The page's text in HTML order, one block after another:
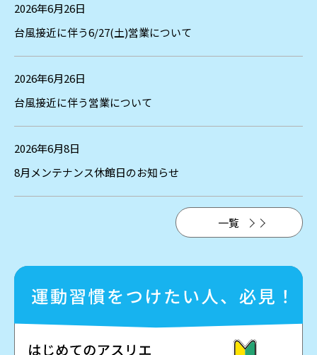
2026年6月26日
台風接近に伴う6/27(土)営業について
2026年6月26日
台風接近に伴う営業について
2026年6月8日
8月メンテナンス休館日のお知らせ
一覧